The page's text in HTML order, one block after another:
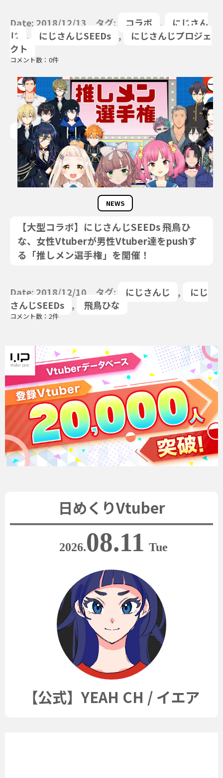
Date: 2018/12/13 タグ: コラボ ,
にじさん
じ
, にじさんじSEEDs ,
にじさんじプロジェ
クト
コメント数：0件
NEWS
【大型コラボ】にじさんじSEEDs 飛鳥ひ
な、女性Vtuberが男性Vtuber達をpushす
る「推しメン選手権」を開催！
Date: 2018/12/10 タグ: にじさんじ ,
にじ
さんじSEEDs
, 飛鳥ひな
コメント数：2件
日めくりVtuber
2026.08.11 Tue
【公式】YEAH CH / イエア